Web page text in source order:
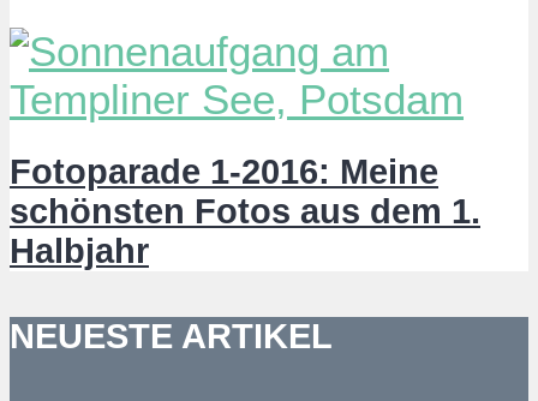
Fotoparade 1-2016: Meine
schönsten Fotos aus dem 1.
Halbjahr
NEUESTE ARTIKEL